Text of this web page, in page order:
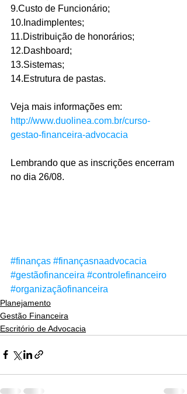
9.Custo de Funcionário;
10.Inadimplentes;
11.Distribuição de honorários;
12.Dashboard;
13.Sistemas;
14.Estrutura de pastas.
Veja mais informações em:
http://www.duolinea.com.br/curso-
gestao-financeira-advocacia
Lembrando que as inscrições encerram
no dia 26/08.
#finanças #finançasnaadvocacia
#gestãofinanceira #controlefinanceiro
#organizaçãofinanceira
Planejamento
Gestão Financeira
Escritório de Advocacia